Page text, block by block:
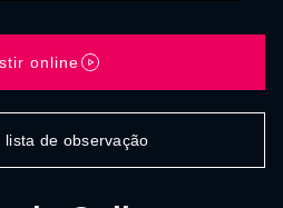
online
lista de observação